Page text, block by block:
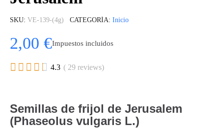
SKU VE-139-(4g) CATEGORÍA Inicio
2,00 €Impuestos incluidos
     4.3 ( 29 reviews)
Semillas de frijol de Jerusalem
(Phaseolus vulgaris L.)